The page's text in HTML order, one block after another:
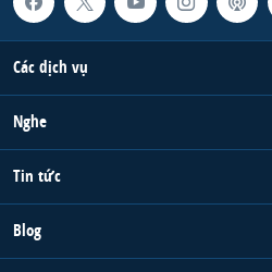
Các dịch vụ
Nghe
Tin tức
Blog